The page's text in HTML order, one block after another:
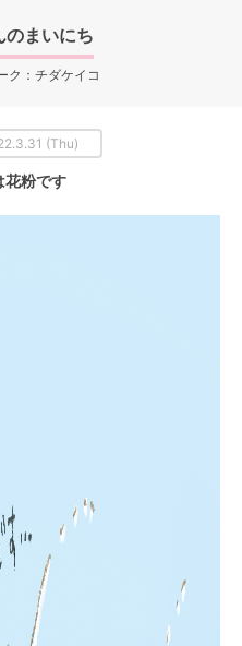
のまいにち
：チダケイコ
(Thu)
花粉です